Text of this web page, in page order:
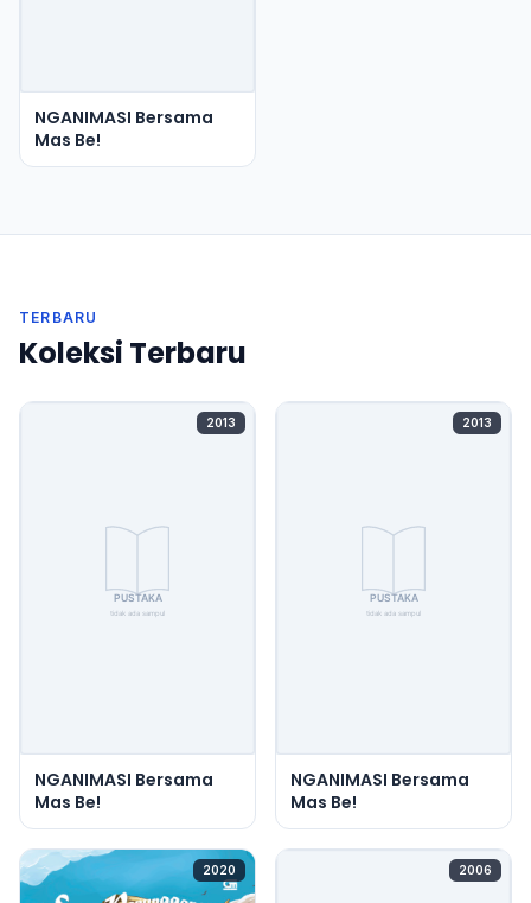
NGANIMASI Bersama
Mas Be!
TERBARU
Koleksi Terbaru
2013
NGANIMASI Bersama
Mas Be!
2013
NGANIMASI Bersama
Mas Be!
2020 2006